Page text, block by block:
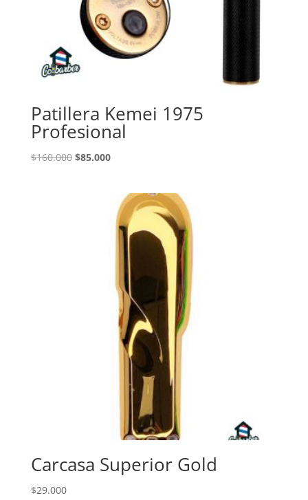
Patillera Kemei 1975
Profesional
$160.000 El
$160.000.
$85.000El
es:
$85.000.
Carcasa Superior Gold
$29.000